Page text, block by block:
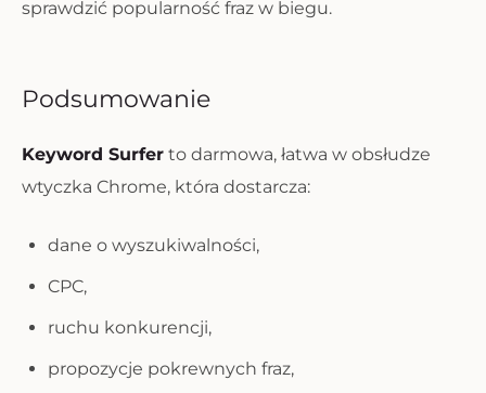
sprawdzić popularność fraz w biegu.
Podsumowanie
Keyword Surfer to darmowa, łatwa w obsłudze
wtyczka Chrome, która dostarcza:
dane o wyszukiwalności,
CPC,
ruchu konkurencji,
propozycje pokrewnych fraz,